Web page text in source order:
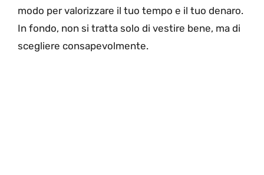
modo per valorizzare il tuo tempo e il tuo denaro.
In fondo, non si tratta solo di vestire bene, ma di
scegliere consapevolmente.